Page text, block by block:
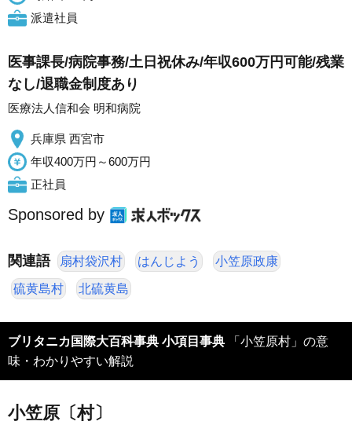
派遣社員
医事課長/病院事務/土日祝休み/年収600万円可能/残業
なし/退職金制度あり
医療法人信和会 明和病院
兵庫県 西宮市
年収400万円～600万円
正社員
Sponsored by
関連語 扇村袋沢村 はんじよう 小笠原政康
硫黄島村 北硫黄島
ブリタニカ国際大百科事典 小項目事典
味・わかりやすい解説
小笠原〔村〕